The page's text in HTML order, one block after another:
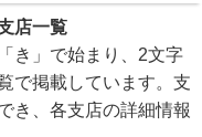
店一覧
き」で始まり、2文字
で掲載しています。支
き、各支店の詳細情報